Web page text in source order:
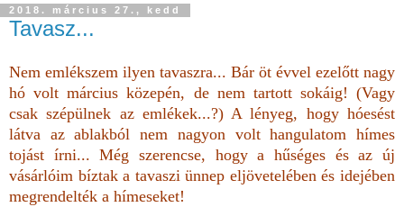
2018. március 27., kedd
Tavasz...
Nem emlékszem ilyen tavaszra... Bár öt évvel ezelőtt nagy
hó volt március közepén, de nem tartott sokáig! (Vagy
csak szépülnek az emlékek...?) A lényeg, hogy hóesést
látva az ablakból nem nagyon volt hangulatom hímes
tojást írni... Még szerencse, hogy a hűséges és az új
vásárlóim bíztak a tavaszi ünnep eljövetelében és idejében
megrendelték a hímeseket!